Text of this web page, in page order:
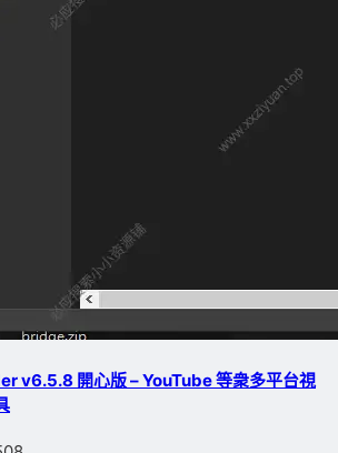
v6.5.8 開心版 – YouTube 等衆多平台視